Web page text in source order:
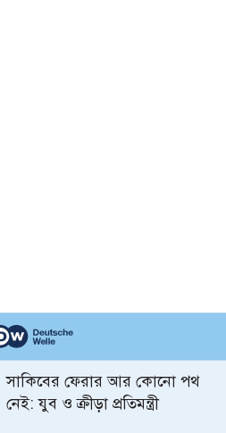
সাকিবের ফেরার আর কোনো পথ
নেই: যুব ও ক্রীড়া প্রতিমন্ত্রী